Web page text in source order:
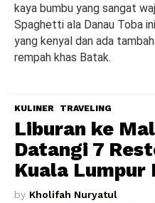
kaya bumbu yang sangat
Spaghetti ala Danau Toba
yang kenyal dan ada
rempah khas Batak.
KULINER TRAVELING
Liburan ke
Datangi 7
Kuala Lumpur
by Kholifah Nuryatul